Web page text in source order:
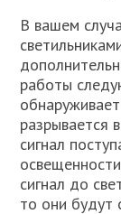
В вашем
работы
разрывается
сигнал
сигнал до
то они будут